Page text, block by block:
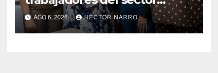
hotelero en derechos
humanos y respeto laboral
en Los Cabos
AGO 6, 2026 HECTOR NARRO